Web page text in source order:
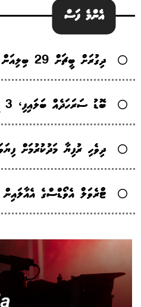
އެންމެ ފަސް
ދިގުރަށް ބީޗަށް 29 ބިލިއަން ރުފިޔާ، އެންމެ އަގުބޮޑު ބީޗް
ބޮޑު ސަރަހަދެއް ބަލައިފި، 3 މީހުންގެ އެެއްވެސް ހަބަރެއްނެތް
ދިވެހި ރުފިޔާ މަދުކުރުމަށް
ޓްރެވަލް އެވޯޑްސްގެ އެއާލައިން